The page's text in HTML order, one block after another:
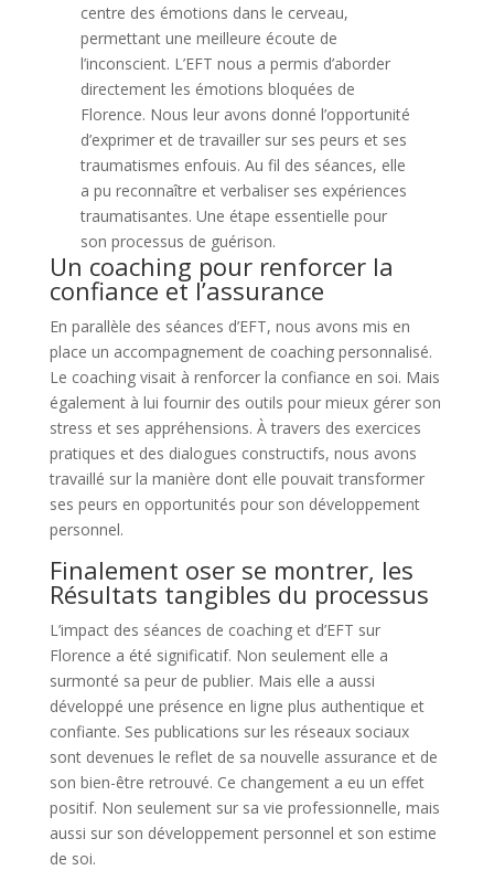
centre des émotions dans le cerveau,
permettant une meilleure écoute de
l’inconscient. L’EFT nous a permis d’aborder
directement les émotions bloquées de
Florence. Nous leur avons donné l’opportunité
d’exprimer et de travailler sur ses peurs et ses
traumatismes enfouis. Au fil des séances, elle
a pu reconnaître et verbaliser ses expériences
traumatisantes. Une étape essentielle pour
son processus de guérison.
Un coaching pour renforcer la
confiance et l’assurance
En parallèle des séances d’EFT, nous avons mis en
place un accompagnement de coaching personnalisé.
Le coaching visait à renforcer la confiance en soi. Mais
également à lui fournir des outils pour mieux gérer son
stress et ses appréhensions. À travers des exercices
pratiques et des dialogues constructifs, nous avons
travaillé sur la manière dont elle pouvait transformer
ses peurs en opportunités pour son développement
personnel.
Finalement oser se montrer, les
Résultats tangibles du processus
L’impact des séances de coaching et d’EFT sur
Florence a été significatif. Non seulement elle a
surmonté sa peur de publier. Mais elle a aussi
développé une présence en ligne plus authentique et
confiante. Ses publications sur les réseaux sociaux
sont devenues le reflet de sa nouvelle assurance et de
son bien-être retrouvé. Ce changement a eu un effet
positif. Non seulement sur sa vie professionnelle, mais
aussi sur son développement personnel et son estime
de soi.